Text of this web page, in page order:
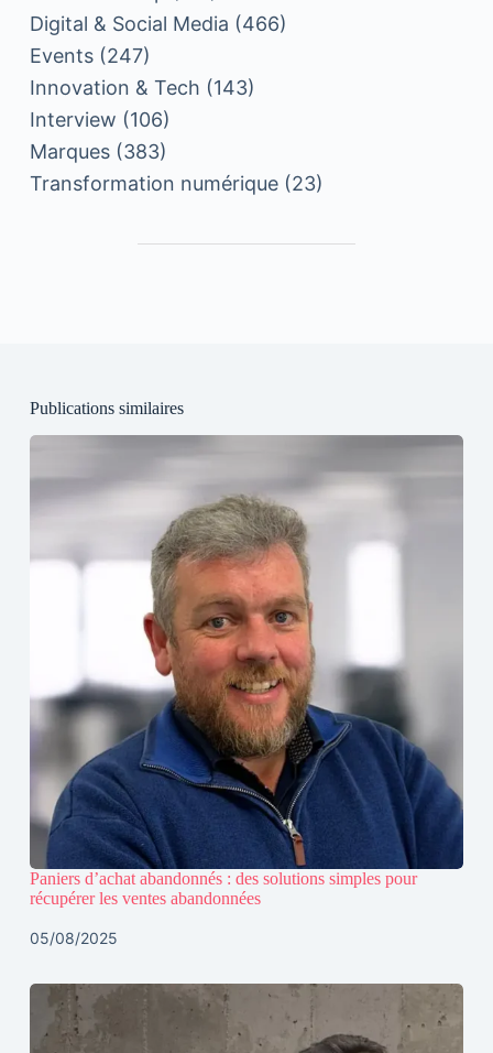
Digital & Social Media (466)
Events(247)
Innovation & Tech (143)
Interview (106)
Marques(383)
Transformation numérique(23)
Publications similaires
Paniers d’achat abandonnés : des solutions simples pour
récupérer les ventes abandonnées
05/08/2025